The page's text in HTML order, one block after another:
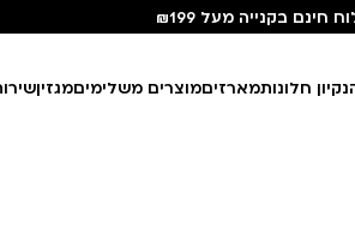
חינם בקנייה מעל ₪199
נקיון חלונותמארזיםמוצרים משלימיםמגזין